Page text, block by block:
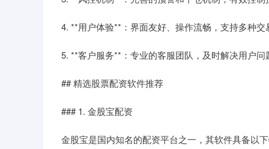
4. **用户体验**：界面友好、操作流畅，支持多种交
5. **客户服务**：专业的客服团队，及时解决用户问
## 精选股票配资软件推荐
### 1. 金股宝配资
金股宝是国内知名的配资平台之一，其软件具备以下